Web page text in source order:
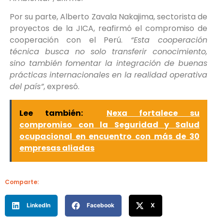
Por su parte, Alberto Zavala Nakajima, sectorista de
proyectos de la JICA, reafirmó el compromiso de
cooperación con el Perú. “Esta cooperación
técnica busca no solo transferir conocimiento,
sino también fomentar la integración de buenas
prácticas internacionales en la realidad operativa
del país”, expresó.
Lee también:
Nexa fortalece su
compromiso con la Seguridad y Salud
ocupacional en encuentro con más de 30
empresas aliadas
Comparte:
LinkedIn Facebook X